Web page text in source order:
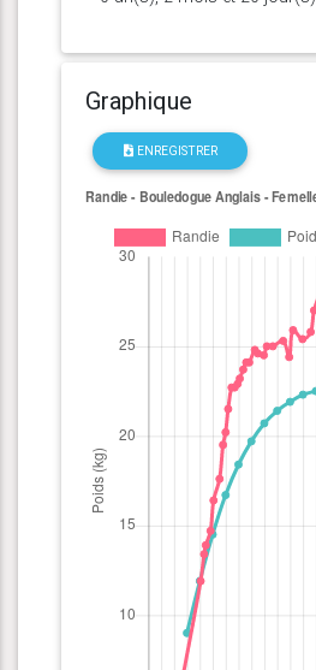
Graphique
ENREGISTRER